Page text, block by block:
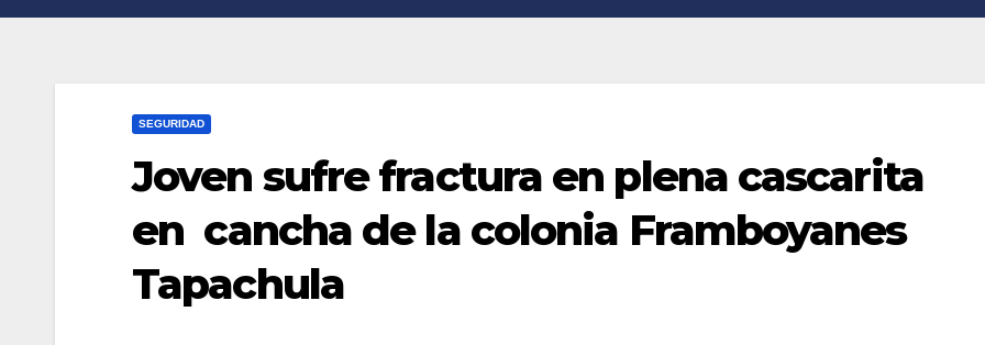
SEGURIDAD
Joven sufre fractura en plena cascarita
en cancha de la colonia Framboyanes
Tapachula